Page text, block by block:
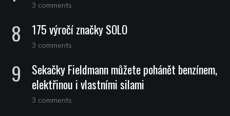
3 comments
175 výročí značky SOLO
3 comments
Sekačky Fieldmann můžete pohánět benzínem,
elektřinou i vlastními silami
3 comments